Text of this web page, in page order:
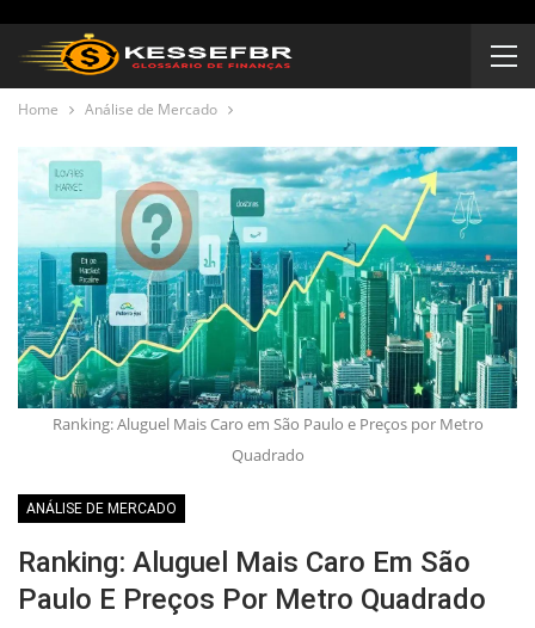
Home Análise de Mercado
Ranking: Aluguel Mais Caro em São Paulo e Preços por Metro
Quadrado
ANÁLISE DE MERCADO
Ranking: Aluguel Mais Caro Em São
Paulo E Preços Por Metro Quadrado